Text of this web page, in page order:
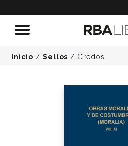
Inicio / Sellos / Gredos